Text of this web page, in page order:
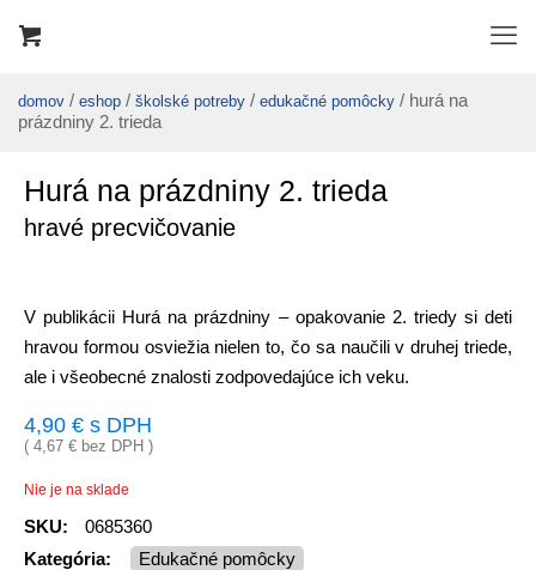
domov / eshop / školské potreby / edukačné pomôcky / hurá na
prázdniny 2. trieda
Hurá na prázdniny 2. trieda
hravé precvičovanie
V publikácii Hurá na prázdniny – opakovanie 2. triedy si deti
hravou formou osviežia nielen to, čo sa naučili v druhej triede,
ale i všeobecné znalosti zodpovedajúce ich veku.
4,90 € s DPH
( 4,67 € bez DPH )
Nie je na sklade
SKU:
0685360
Kategória:
Edukačné pomôcky